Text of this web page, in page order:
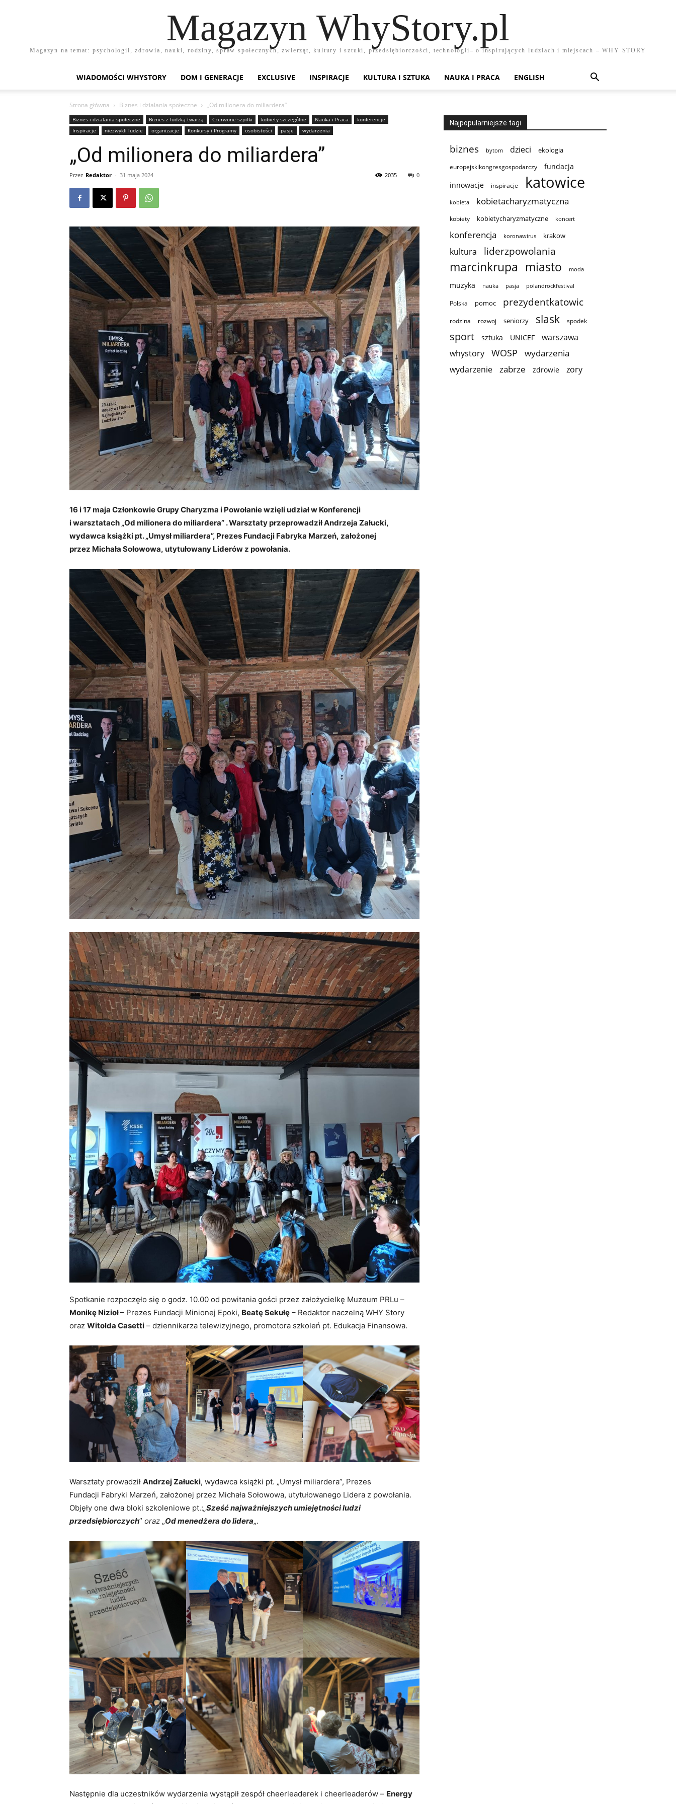
Magazyn WhyStory.pl
Magazyn na temat: psychologii, zdrowia, nauki, rodziny, spraw społecznych, zwierząt, kultury i sztuki, przedsiębiorczości, technologii– o inspirujących ludziach i miejscach – WHY STORY
WIADOMOŚCI WHYSTORY DOM I GENERACJE EXCLUSIVE INSPIRACJE KULTURA I SZTUKA NAUKA I PRACA ENGLISH
Strona główna Biznes i dzialania społeczne „Od milionera do miliardera”
Biznes i dzialania społeczne Biznes z ludzką twarzą Czerwone szpilki kobiety szczególne Nauka i Praca
konferencje
Inspiracje
niezwykli ludzie organizacje Konkursy i Programy osobistości pasje wydarzenia
„Od milionera do miliardera”
Przez Redaktor - 31 maja 2024 0
2035
16 i 17 maja Członkowie Grupy Charyzma i Powołanie wzięli udział w Konferencji
i warsztatach „Od milionera do miliardera” . Warsztaty przeprowadził Andrzeja Załucki,
wydawca książki pt. „Umysł miliardera”, Prezes Fundacji Fabryka Marzeń, założonej
przez Michała Sołowowa, utytułowany Liderów z powołania.
Spotkanie rozpoczęło się o godz. 10.00 od powitania gości przez założycielkę Muzeum PRLu –
Monikę Nizioł– Prezes Fundacji Minionej Epoki, Beatę Sekułę – Redaktor naczelną WHY Story
oraz Witolda Casetti – dziennikarza telewizyjnego, promotora szkoleń pt. Edukacja Finansowa.
Warsztaty prowadził Andrzej Załucki, wydawca książki pt. „Umysł miliardera”, Prezes
Fundacji Fabryki Marzeń, założonej przez Michała Sołowowa, utytułowanego Lidera z powołania.
Objęły one dwa bloki szkoleniowe pt.:„Sześć najważniejszych umiejętności ludzi
przedsiębiorczych” oraz „Od menedżera do lidera„.
Następnie dla uczestników wydarzenia wystąpił zespół cheerleaderek i cheerleaderów – Energy
Najpopularniejsze tagi
biznes bytom dzieci ekologia
europejskikongresgospodarczy fundacja
innowacje inspiracje katowice
kobieta kobietacharyzmatyczna
kobiety kobietycharyzmatyczne koncert
konferencja koronawirus krakow
kultura liderzpowolania
marcinkrupa miasto moda
muzyka nauka pasja polandrockfestival
Polska pomoc prezydentkatowic
rodzina rozwoj seniorzy slask spodek
sport sztuka UNICEF
warszawa
whystory
WOSP
wydarzenia
wydarzenie
zabrze zdrowie zory